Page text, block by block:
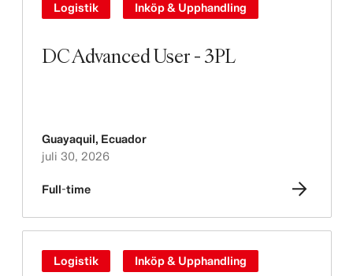
DC Advanced User - 3PL
Logistik Inköp & Upphandling
Guayaquil, Ecuador
juli 30, 2026
Full-time
Logistik Inköp & Upphandling